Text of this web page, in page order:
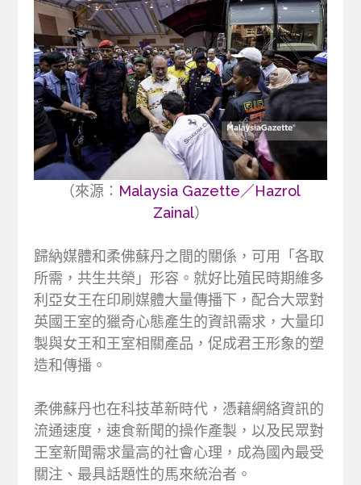
（來源： Malaysia Gazette／Hazrol
Zainal）
歸納媒體和柔佛蘇丹之間的關係，可用「各取
所需，共生共榮」形容。就好比殖民時期維多
利亞女王在印刷媒體大量傳播下，配合大眾對
英國王室的獵奇心態產生的資訊需求，大量印
製與女王和王室相關產品，促成君王形象的塑
造和傳播。
柔佛蘇丹也在科技革新時代，憑藉網絡資訊的
流通速度，速食新聞的操作產製，以及民眾對
王室新聞需求量高的社會心理，成為國內最受
關注、最具話題性的馬來統治者。